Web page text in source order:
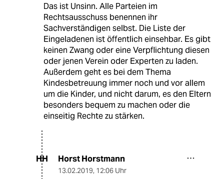
Das ist Unsinn. Alle Parteien im
Rechtsausschuss benennen ihr
Sachverständigen selbst. Die Liste der
Eingeladenen ist öffentlich einsehbar. Es gibt
keinen Zwang oder eine Verpflichtung diesen
oder jenen Verein oder Experten zu laden.
Außerdem geht es bei dem Thema
Kindesbetreuung immer noch und vor allem
um die Kinder, und nicht darum, es den Eltern
besonders bequem zu machen oder die
einseitig Rechte zu stärken.
HH Horst Horstmann
13.02.2019, 12:06 Uhr